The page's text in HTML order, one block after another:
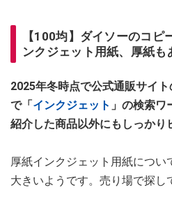
【100均】ダイソーのコピ
ンクジェット用紙、厚紙も
2025年冬時点で公式通販サイ
で「インクジェット 」の検索ワ
紹介した商品以外にもしっかり
厚紙インクジェット用紙につ
大きいようです。売り場で探し